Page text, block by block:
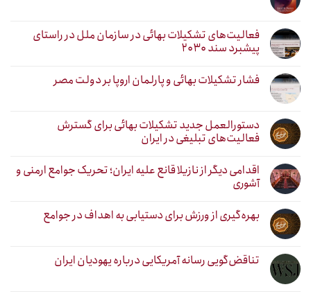
فعالیت‌های تشکیلات بهائی در سازمان ملل در راستای
پیشبرد سند ۲۰۳۰
فشار تشکیلات بهائی و پارلمان اروپا بر دولت مصر
دستورالعمل جدید تشکیلات بهائی برای گسترش
فعالیت‌های تبلیغی در ایران
اقدامی دیگر از نازیلا قانع علیه ایران؛ تحریک جوامع ارمنی و
آشوری
بهره‌گیری از ورزش برای دستیابی به اهداف در جوامع
تناقض‌گویی رسانه آمریکایی درباره یهودیان ایران